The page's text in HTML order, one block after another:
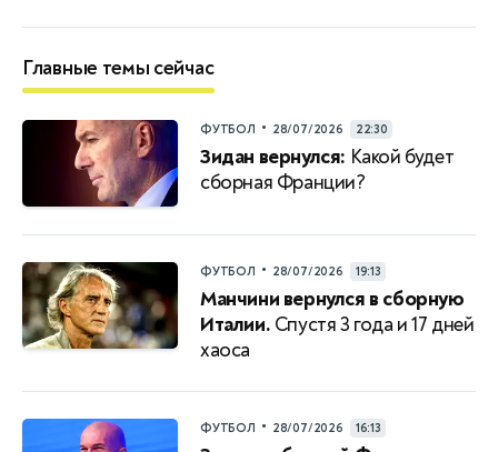
Главные темы сейчас
ФУТБОЛ • 28/07/2026 22:30
Зидан вернулся: Какой будет
сборная Франции?
ФУТБОЛ • 28/07/2026 19:13
Манчини вернулся в сборную
Италии. Спустя 3 года и 17 дней
хаоса
ФУТБОЛ • 28/07/2026 16:13